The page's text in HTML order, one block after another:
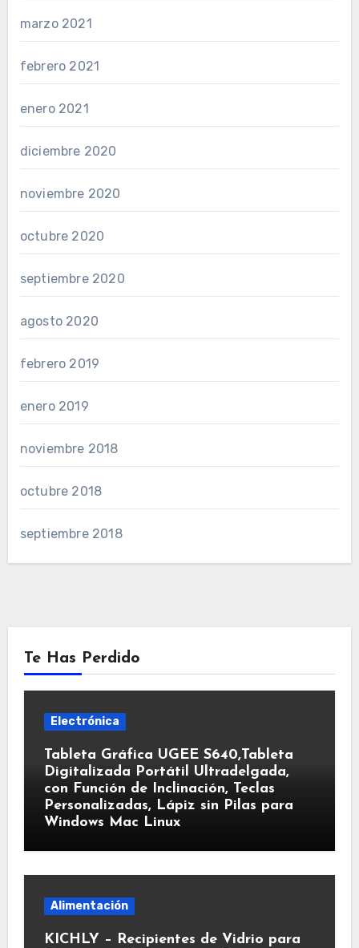
marzo 2021
febrero 2021
enero 2021
diciembre 2020
noviembre 2020
octubre 2020
septiembre 2020
agosto 2020
febrero 2019
enero 2019
noviembre 2018
octubre 2018
septiembre 2018
Te Has Perdido
Electrónica
Tableta Gráfica UGEE S640,Tableta
Digitalizada Portátil Ultradelgada,
con Función de Inclinación, Teclas
Personalizadas, Lápiz sin Pilas para
Windows Mac Linux
Alimentación
KICHLY – Recipientes de Vidrio para